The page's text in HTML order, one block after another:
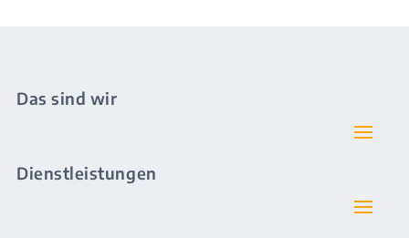
Das sind wir
Dienstleistungen